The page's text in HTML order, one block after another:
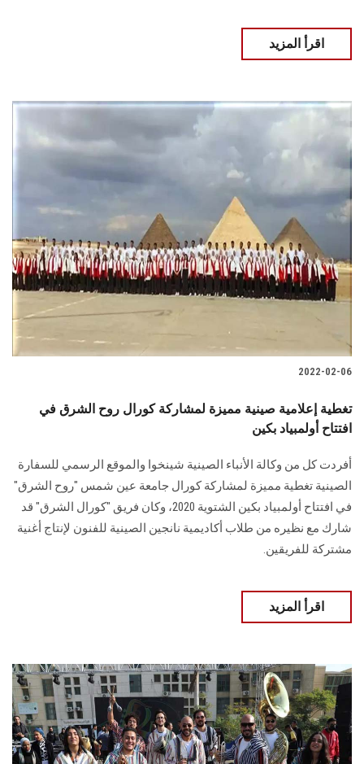
اقرأ المزيد
2022-02-06
تغطية إعلامية صينية مميزة لمشاركة كورال روح الشرق في
افتتاح أولمبياد بكين
أفردت كل من وكالة الأنباء الصينية شينخوا والموقع الرسمي للسفارة
الصينية تغطية مميزة لمشاركة كورال جامعة عين شمس "روح الشرق"
في افتتاح أولمبياد بكين الشتوية 2020، وكان فريق "كورال الشرق" قد
شارك مع نظيره من طلاب أكاديمية نانجين الصينية للفنون لإنتاج أغنية
مشتركة للفريقين.
اقرأ المزيد